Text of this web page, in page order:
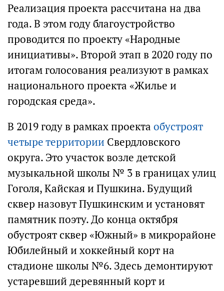
Реализация проекта рассчитана на два
года. В этом году благоустройство
проводится по проекту «Народные
инициативы». Второй этап в 2020 году по
итогам голосования реализуют в рамках
национального проекта «Жилье и
городская среда».
В 2019 году в рамках проекта обустроят
четыре территории Свердловского
округа. Это участок возле детской
музыкальной школы № 3 в границах улиц
Гоголя, Кайская и Пушкина. Будущий
сквер назовут Пушкинским и установят
памятник поэту. До конца октября
обустроят сквер «Южный» в микрорайоне
Юбилейный и хоккейный корт на
стадионе школы №6. Здесь демонтируют
устаревший деревянный корт и